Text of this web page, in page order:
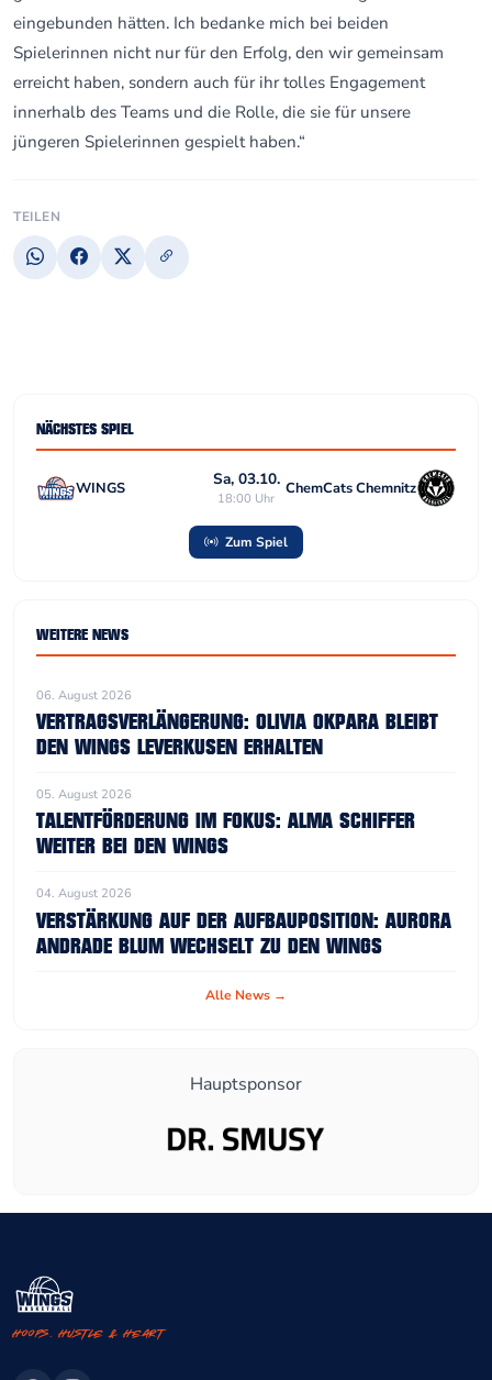
eingebunden hätten. Ich bedanke mich bei beiden
Spielerinnen nicht nur für den Erfolg, den wir gemeinsam
erreicht haben, sondern auch für ihr tolles Engagement
innerhalb des Teams und die Rolle, die sie für unsere
jüngeren Spielerinnen gespielt haben.“
TEILEN
NÄCHSTES SPIEL
WINGS Sa, 03.10.
18:00 Uhr
ChemCats Chemnitz
Zum Spiel
WEITERE NEWS
06. August 2026
VERTRAGSVERLÄNGERUNG: OLIVIA OKPARA BLEIBT
DEN WINGS LEVERKUSEN ERHALTEN
05. August 2026
TALENTFÖRDERUNG IM FOKUS: ALMA SCHIFFER
WEITER BEI DEN WINGS
04. August 2026
VERSTÄRKUNG AUF DER AUFBAUPOSITION: AURORA
ANDRADE BLUM WECHSELT ZU DEN WINGS
Alle News →
Hauptsponsor
Hoops. Hustle & Heart